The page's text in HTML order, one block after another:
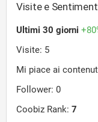
Visite e Sentiment